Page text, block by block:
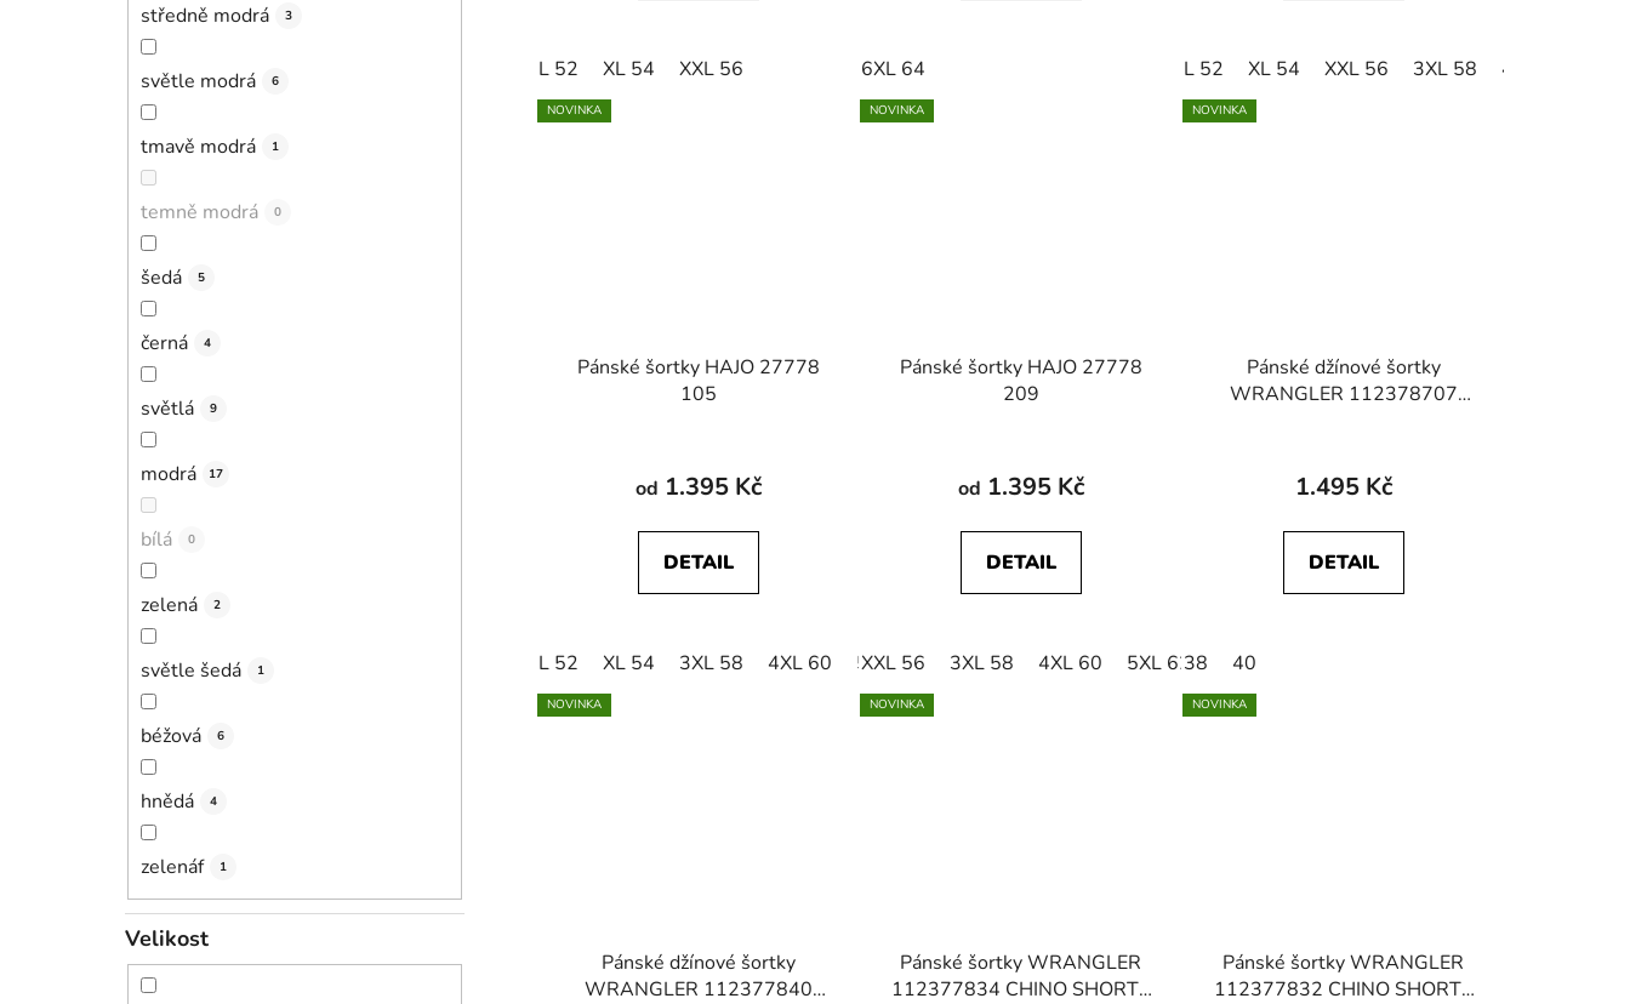
středně modrá 3
světle modrá 6
tmavě modrá 1
temně modrá 0
šedá 5
černá 4
světlá 9
modrá 17
bílá 0
zelená 2
světle šedá 1
béžová 6
hnědá 4
zelenáf 1
Velikost
L 52 XL 54 XXL 56 6XL 64 L 52 XL 54 XXL 56 3XL 58 4XL 60
NOVINKA
Pánské šortky HAJO 27778
105
od 1.395 Kč
DETAIL
L 52 XL 54 3XL 58 4XL 60 5XL 62
NOVINKA
Pánské šortky HAJO 27778
209
od 1.395 Kč
DETAIL
XXL 56 3XL 58 4XL 60 5XL 62 6XL 64
NOVINKA
Pánské džínové šortky
WRANGLER 112378707
1.495 Kč
DETAIL
38 40
NOVINKA
Pánské džínové šortky
WRANGLER 112377840
NOVINKA
Pánské šortky WRANGLER
112377834 CHINO SHORTS
NOVINKA
Pánské šortky WRANGLER
112377832 CHINO SHORTS